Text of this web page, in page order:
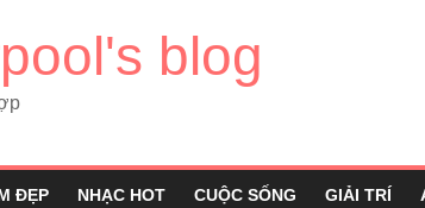
blog
ĐẸP NHẠC HOT CUỘC SỐNG GIẢI TRÍ